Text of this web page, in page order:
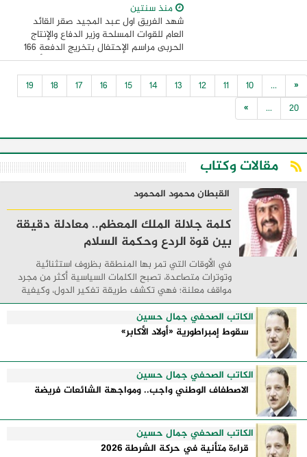
منذ سنتين
شهد الفريق اول عبد المجيد صقر القائد
العام للقوات المسلحة وزير الدفاع والإنتاج
الحربى مراسم الإحتفال بتخريج الدفعة 166
من كلية الضباط الإحتياط دفعة اللواء أ ح
إبراهيم محمد نصوحى والذى سميت الدفعة
...
«
...
10
11
12
13
14
15
16
17
18
19
20
...
»
مقالات وكتاب
القبطان محمود المحمود
كلمة جلالة الملك المعظم.. معادلة دقيقة
بين قوة الردع وحكمة السلام
في الأوقات التي تمر بها المنطقة بظروف استثنائية
وتوترات متصاعدة، تصبح الكلمات السياسية أكثر من مجرد
مواقف معلنة؛ فهي تكشف طريقة تفكير الدول، وكيفية
إدارتها للأزمات، والحدود التي تفصل بين القوة ...
الكاتب الصحفي جمال حسين
سقوط إمبراطورية «أولاد الأكابر»
الكاتب الصحفي جمال حسين
الاصطفاف الوطني واجب.. ومواجهة الشائعات فريضة
الكاتب الصحفي جمال حسين
قراءة متأنية في حركة الشرطة 2026